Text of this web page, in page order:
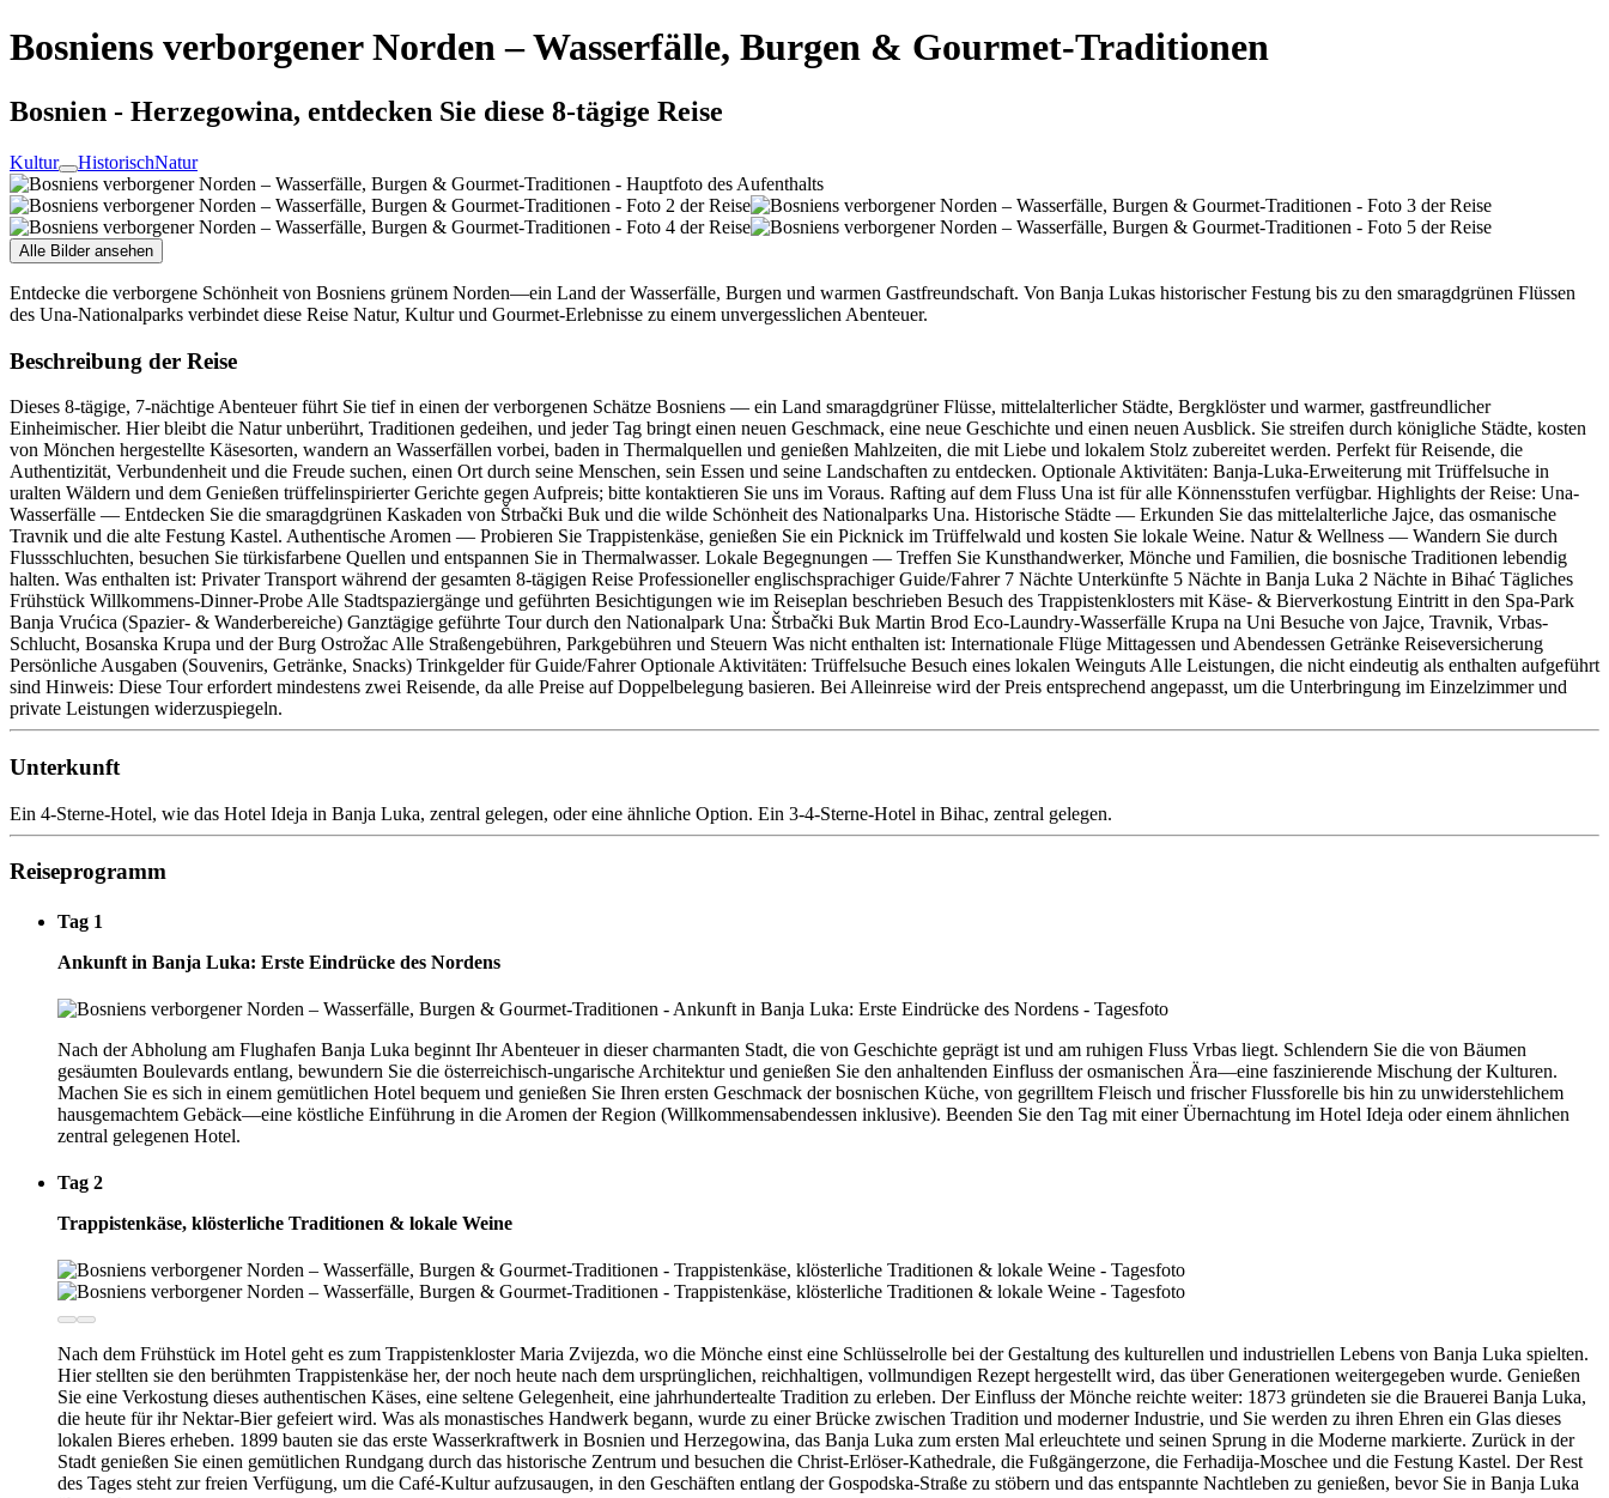
Bosniens verborgener Norden – Wasserfälle, Burgen & Gourmet-Traditionen
Bosnien - Herzegowina, entdecken Sie diese 8-tägige Reise
Kultur HistorischNatur
Alle Bilder ansehen
Entdecke die verborgene Schönheit von Bosniens grünem Norden—ein Land der Wasserfälle, Burgen und warmen Gastfreundschaft. Von Banja Lukas historischer Festung bis zu den smaragdgrünen Flüssen
des Una-Nationalparks verbindet diese Reise Natur, Kultur und Gourmet-Erlebnisse zu einem unvergesslichen Abenteuer.
Beschreibung der Reise
Dieses 8‑tägige, 7‑nächtige Abenteuer führt Sie tief in einen der verborgenen Schätze Bosniens — ein Land smaragdgrüner Flüsse, mittelalterlicher Städte, Bergklöster und warmer, gastfreundlicher
Einheimischer. Hier bleibt die Natur unberührt, Traditionen gedeihen, und jeder Tag bringt einen neuen Geschmack, eine neue Geschichte und einen neuen Ausblick. Sie streifen durch königliche Städte, kosten
von Mönchen hergestellte Käsesorten, wandern an Wasserfällen vorbei, baden in Thermalquellen und genießen Mahlzeiten, die mit Liebe und lokalem Stolz zubereitet werden. Perfekt für Reisende, die
Authentizität, Verbundenheit und die Freude suchen, einen Ort durch seine Menschen, sein Essen und seine Landschaften zu entdecken. Optionale Aktivitäten: Banja-Luka-Erweiterung mit Trüffelsuche in
uralten Wäldern und dem Genießen trüffelinspirierter Gerichte gegen Aufpreis; bitte kontaktieren Sie uns im Voraus. Rafting auf dem Fluss Una ist für alle Könnensstufen verfügbar. Highlights der Reise: Una-
Wasserfälle — Entdecken Sie die smaragdgrünen Kaskaden von Štrbački Buk und die wilde Schönheit des Nationalparks Una. Historische Städte — Erkunden Sie das mittelalterliche Jajce, das osmanische
Travnik und die alte Festung Kastel. Authentische Aromen — Probieren Sie Trappistenkäse, genießen Sie ein Picknick im Trüffelwald und kosten Sie lokale Weine. Natur & Wellness — Wandern Sie durch
Flussschluchten, besuchen Sie türkisfarbene Quellen und entspannen Sie in Thermalwasser. Lokale Begegnungen — Treffen Sie Kunsthandwerker, Mönche und Familien, die bosnische Traditionen lebendig
halten. Was enthalten ist: Privater Transport während der gesamten 8‑tägigen Reise Professioneller englischsprachiger Guide/Fahrer 7 Nächte Unterkünfte 5 Nächte in Banja Luka 2 Nächte in Bihać Tägliches
Frühstück Willkommens-Dinner-Probe Alle Stadtspaziergänge und geführten Besichtigungen wie im Reiseplan beschrieben Besuch des Trappistenklosters mit Käse- & Bierverkostung Eintritt in den Spa-Park
Banja Vrućica (Spazier- & Wanderbereiche) Ganztägige geführte Tour durch den Nationalpark Una: Štrbački Buk Martin Brod Eco‑Laundry-Wasserfälle Krupa na Uni Besuche von Jajce, Travnik, Vrbas-
Schlucht, Bosanska Krupa und der Burg Ostrožac Alle Straßengebühren, Parkgebühren und Steuern Was nicht enthalten ist: Internationale Flüge Mittagessen und Abendessen Getränke Reiseversicherung
Persönliche Ausgaben (Souvenirs, Getränke, Snacks) Trinkgelder für Guide/Fahrer Optionale Aktivitäten: Trüffelsuche Besuch eines lokalen Weinguts Alle Leistungen, die nicht eindeutig als enthalten aufgeführt
sind Hinweis: Diese Tour erfordert mindestens zwei Reisende, da alle Preise auf Doppelbelegung basieren. Bei Alleinreise wird der Preis entsprechend angepasst, um die Unterbringung im Einzelzimmer und
private Leistungen widerzuspiegeln.
Unterkunft
Ein 4-Sterne-Hotel, wie das Hotel Ideja in Banja Luka, zentral gelegen, oder eine ähnliche Option. Ein 3-4-Sterne-Hotel in Bihac, zentral gelegen.
Reiseprogramm
Tag 1
Ankunft in Banja Luka: Erste Eindrücke des Nordens
Nach der Abholung am Flughafen Banja Luka beginnt Ihr Abenteuer in dieser charmanten Stadt, die von Geschichte geprägt ist und am ruhigen Fluss Vrbas liegt. Schlendern Sie die von Bäumen
gesäumten Boulevards entlang, bewundern Sie die österreichisch-ungarische Architektur und genießen Sie den anhaltenden Einfluss der osmanischen Ära—eine faszinierende Mischung der Kulturen.
Machen Sie es sich in einem gemütlichen Hotel bequem und genießen Sie Ihren ersten Geschmack der bosnischen Küche, von gegrilltem Fleisch und frischer Flussforelle bis hin zu unwiderstehlichem
hausgemachtem Gebäck—eine köstliche Einführung in die Aromen der Region (Willkommensabendessen inklusive). Beenden Sie den Tag mit einer Übernachtung im Hotel Ideja oder einem ähnlichen
zentral gelegenen Hotel.
Tag 2
Trappistenkäse, klösterliche Traditionen & lokale Weine
Nach dem Frühstück im Hotel geht es zum Trappistenkloster Maria Zvijezda, wo die Mönche einst eine Schlüsselrolle bei der Gestaltung des kulturellen und industriellen Lebens von Banja Luka spielten.
Hier stellten sie den berühmten Trappistenkäse her, der noch heute nach dem ursprünglichen, reichhaltigen, vollmundigen Rezept hergestellt wird, das über Generationen weitergegeben wurde. Genießen
Sie eine Verkostung dieses authentischen Käses, eine seltene Gelegenheit, eine jahrhundertealte Tradition zu erleben. Der Einfluss der Mönche reichte weiter: 1873 gründeten sie die Brauerei Banja Luka,
die heute für ihr Nektar-Bier gefeiert wird. Was als monastisches Handwerk begann, wurde zu einer Brücke zwischen Tradition und moderner Industrie, und Sie werden zu ihren Ehren ein Glas dieses
lokalen Bieres erheben. 1899 bauten sie das erste Wasserkraftwerk in Bosnien und Herzegowina, das Banja Luka zum ersten Mal erleuchtete und seinen Sprung in die Moderne markierte. Zurück in der
Stadt genießen Sie einen gemütlichen Rundgang durch das historische Zentrum und besuchen die Christ-Erlöser-Kathedrale, die Fußgängerzone, die Ferhadija-Moschee und die Festung Kastel. Der Rest
des Tages steht zur freien Verfügung, um die Café-Kultur aufzusaugen, in den Geschäften entlang der Gospodska-Straße zu stöbern und das entspannte Nachtleben zu genießen, bevor Sie in Banja Luka